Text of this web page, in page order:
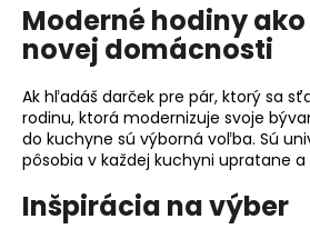
Moderné hodiny
novej domácnosti
Ak hľadáš darček pre pár, ktorý sa
rodinu, ktorá modernizuje svoje
do kuchyne sú výborná voľba. Sú
pôsobia v každej kuchyni upratane
Inšpirácia na výber
NÁSTENNÉ
HODINY
DO
–
ČIERNE
NÁSTENNÉ
HODINY
NA
STENU
–
MODEL